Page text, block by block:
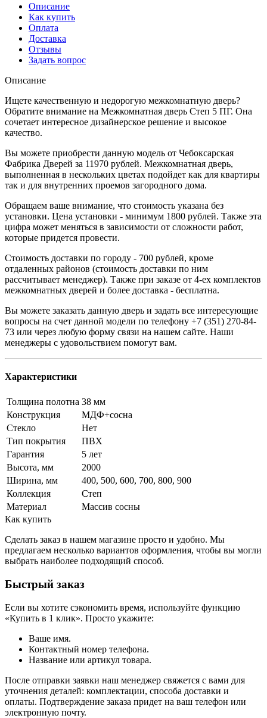
Описание
Как купить
Оплата
Доставка
Отзывы
Задать вопрос
Описание
Ищете качественную и недорогую межкомнатную дверь?
Обратите внимание на Межкомнатная дверь Степ 5 ПГ. Она
сочетает интересное дизайнерское решение и высокое
качество.
Вы можете приобрести данную модель от Чебоксарская
Фабрика Дверей за 11970 рублей. Межкомнатная дверь,
выполненная в нескольких цветах подойдет как для квартиры
так и для внутренних проемов загородного дома.
Обращаем ваше внимание, что стоимость указана без
установки. Цена установки - минимум 1800 рублей. Также эта
цифра может меняться в зависимости от сложности работ,
которые придется провести.
Стоимость доставки по городу - 700 рублей, кроме
отдаленных районов (стоимость доставки по ним
рассчитывает менеджер). Также при заказе от 4-ех комплектов
межкомнатных дверей и более доставка - бесплатна.
Вы можете заказать данную дверь и задать все интересующие
вопросы на счет данной модели по телефону +7 (351) 270-84-
73 или через любую форму связи на нашем сайте. Наши
менеджеры с удовольствием помогут вам.
Характеристики
Толщина полотна 38 мм
Конструкция
МДФ+сосна
Стекло
Нет
Тип покрытия
ПВХ
Гарантия
5 лет
Высота, мм
2000
Ширина, мм
400, 500, 600, 700, 800, 900
Коллекция
Степ
Материал
Массив сосны
Как купить
Сделать заказ в нашем магазине просто и удобно. Мы
предлагаем несколько вариантов оформления, чтобы вы могли
выбрать наиболее подходящий способ.
Быстрый заказ
Если вы хотите сэкономить время, используйте функцию
«Купить в 1 клик». Просто укажите:
Ваше имя.
Контактный номер телефона.
Название или артикул товара.
После отправки заявки наш менеджер свяжется с вами для
уточнения деталей: комплектации, способа доставки и
оплаты. Подтверждение заказа придет на ваш телефон или
электронную почту.